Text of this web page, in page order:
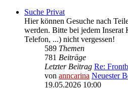
Suche Privat
Hier können Gesuche nach
werden. Bitte bei jedem Inserat
Telefon, ...) nicht vergessen!
589 Themen
781 Beiträge
Letzter Beitrag Re:
von anncarina Neuester
19.05.2026 10:00